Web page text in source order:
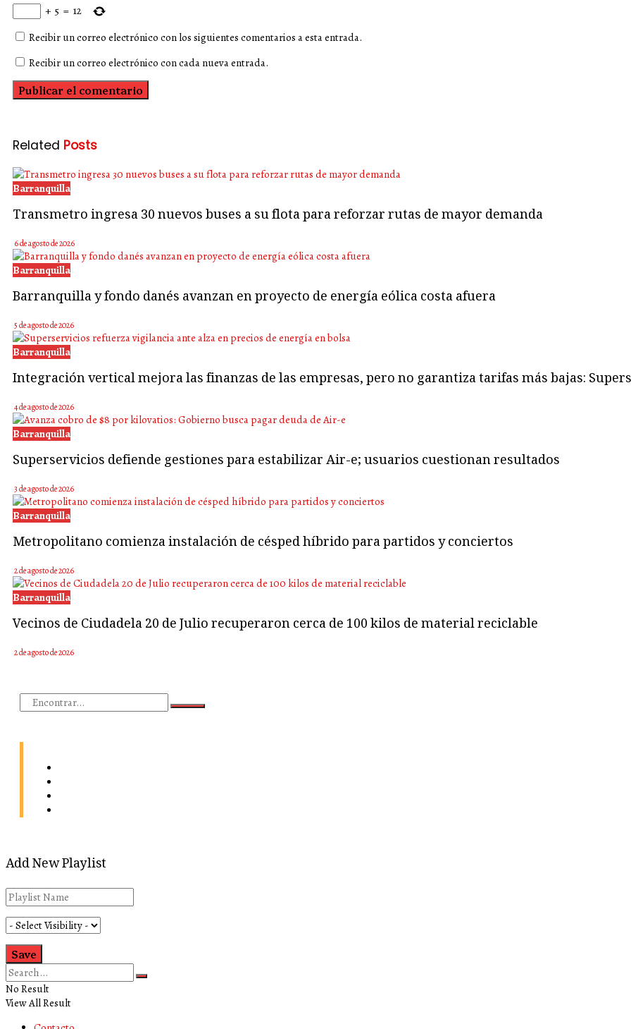
+ 5 = 12
Recibir un correo electrónico con los siguientes comentarios a esta entrada.
Recibir un correo electrónico con cada nueva entrada.
Related Posts
Barranquilla
Transmetro ingresa 30 nuevos buses a su flota para reforzar rutas de mayor demanda
6 de agosto de 2026
Barranquilla
Barranquilla y fondo danés avanzan en proyecto de energía eólica costa afuera
5 de agosto de 2026
Barranquilla
Integración vertical mejora las finanzas de las empresas, pero no garantiza tarifas más bajas:
4 de agosto de 2026
Barranquilla
Superservicios defiende gestiones para estabilizar Air-e; usuarios cuestionan resultados
3 de agosto de 2026
Barranquilla
Metropolitano comienza instalación de césped híbrido para partidos y conciertos
2 de agosto de 2026
Barranquilla
Vecinos de Ciudadela 20 de Julio recuperaron cerca de 100 kilos de material reciclable
2 de agosto de 2026
Add New Playlist
No Result
View All Result